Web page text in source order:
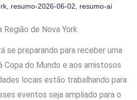
resumo-2026-06-02 resumo-ai
Região de Nova York
se preparando para receber uma
Copa do Mundo e aos amistosos
locais estão trabalhando para
eventos seja ampliado para o